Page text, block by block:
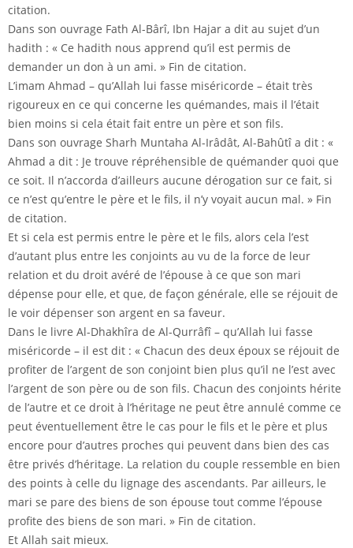
citation.
Dans son ouvrage Fath Al-Bârî, Ibn Hajar a dit au sujet d’un
hadith : « Ce hadith nous apprend qu’il est permis de
demander un don à un ami. » Fin de citation.
L’imam Ahmad – qu’Allah lui fasse miséricorde – était très
rigoureux en ce qui concerne les quémandes, mais il l’était
bien moins si cela était fait entre un père et son fils.
Dans son ouvrage Sharh Muntaha Al-Irâdât, Al-Bahûtî a dit : «
Ahmad a dit : Je trouve répréhensible de quémander quoi que
ce soit. Il n’accorda d’ailleurs aucune dérogation sur ce fait, si
ce n’est qu’entre le père et le fils, il n’y voyait aucun mal. » Fin
de citation.
Et si cela est permis entre le père et le fils, alors cela l’est
d’autant plus entre les conjoints au vu de la force de leur
relation et du droit avéré de l’épouse à ce que son mari
dépense pour elle, et que, de façon générale, elle se réjouit de
le voir dépenser son argent en sa faveur.
Dans le livre Al-Dhakhîra de Al-Qurrâfî – qu’Allah lui fasse
miséricorde – il est dit : « Chacun des deux époux se réjouit de
profiter de l’argent de son conjoint bien plus qu’il ne l’est avec
l’argent de son père ou de son fils. Chacun des conjoints hérite
de l’autre et ce droit à l’héritage ne peut être annulé comme ce
peut éventuellement être le cas pour le fils et le père et plus
encore pour d’autres proches qui peuvent dans bien des cas
être privés d’héritage. La relation du couple ressemble en bien
des points à celle du lignage des ascendants. Par ailleurs, le
mari se pare des biens de son épouse tout comme l’épouse
profite des biens de son mari. » Fin de citation.
Et Allah sait mieux.